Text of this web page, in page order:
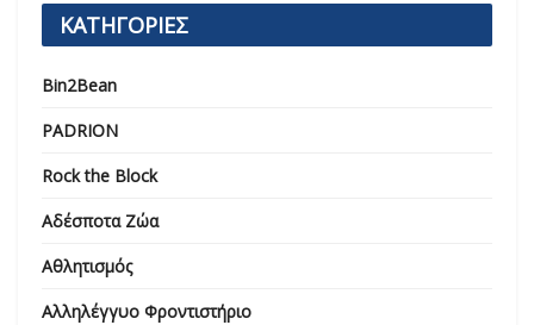
ΚΑΤΗΓΟΡΙΕΣ
Bin2Bean
PADRION
Rock the Block
Αδέσποτα Ζώα
Αθλητισμός
Αλληλέγγυο Φροντιστήριο